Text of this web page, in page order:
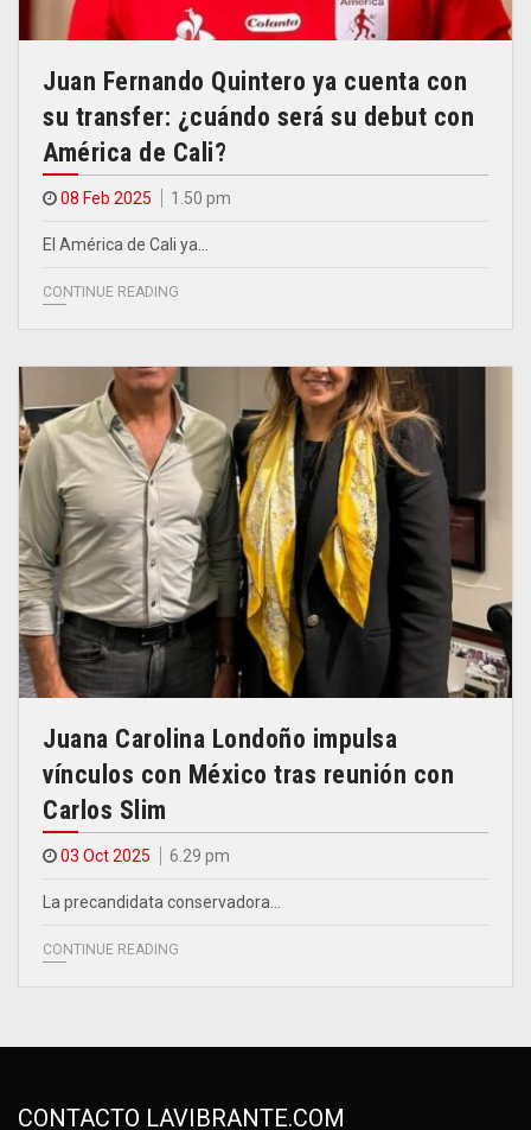
Juan Fernando Quintero ya cuenta con
su transfer: ¿cuándo será su debut con
América de Cali?
08 Feb 2025 1.50 pm
El América de Cali ya…
CONTINUE READING
Juana Carolina Londoño impulsa
vínculos con México tras reunión con
Carlos Slim
03 Oct 2025 6.29 pm
La precandidata conservadora…
CONTINUE READING
CONTACTO LAVIBRANTE.COM